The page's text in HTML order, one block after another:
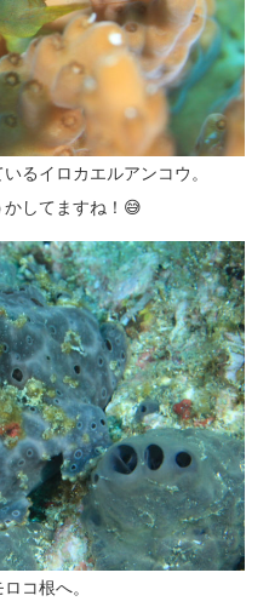
るイロカエルアンコウ。
してますね！😅
コ根へ。